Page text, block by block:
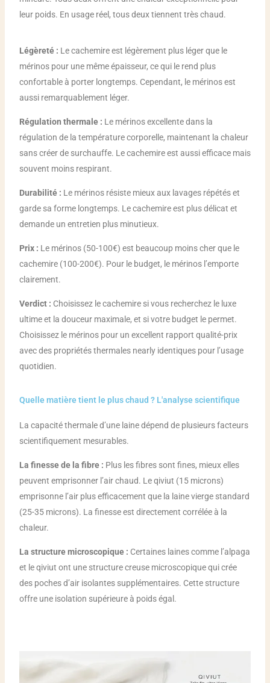
leur poids. En usage réel, tous deux tiennent très chaud.
Légèreté : Le cachemire est légèrement plus léger que le
mérinos pour une même épaisseur, ce qui le rend plus
confortable à porter longtemps. Cependant, le mérinos est
aussi remarquablement léger.
Régulation thermale : Le mérinos excellente dans la
régulation de la température corporelle, maintenant la chaleur
sans créer de surchauffe. Le cachemire est aussi efficace mais
souvent moins respirant.
Durabilité : Le mérinos résiste mieux aux lavages répétés et
garde sa forme longtemps. Le cachemire est plus délicat et
demande un entretien plus minutieux.
Prix : Le mérinos (50-100€) est beaucoup moins cher que le
cachemire (100-200€). Pour le budget, le mérinos l’emporte
clairement.
Verdict : Choisissez le cachemire si vous recherchez le luxe
ultime et la douceur maximale, et si votre budget le permet.
Choisissez le mérinos pour un excellent rapport qualité-prix
avec des propriétés thermales nearly identiques pour l’usage
quotidien.
Quelle matière tient le plus chaud ? L'analyse scientifique
La capacité thermale d’une laine dépend de plusieurs facteurs
scientifiquement mesurables.
La finesse de la fibre : Plus les fibres sont fines, mieux elles
peuvent emprisonner l’air chaud. Le qiviut (15 microns)
emprisonne l’air plus efficacement que la laine vierge standard
(25-35 microns). La finesse est directement corrélée à la
chaleur.
La structure microscopique : Certaines laines comme l’alpaga
et le qiviut ont une structure creuse microscopique qui crée
des poches d’air isolantes supplémentaires. Cette structure
offre une isolation supérieure à poids égal.